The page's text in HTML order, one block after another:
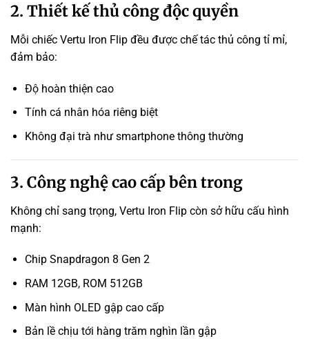
2. Thiết kế thủ công độc quyền
Mỗi chiếc Vertu Iron Flip đều được chế tác thủ công tỉ mỉ,
đảm bảo:
Độ hoàn thiện cao
Tính cá nhân hóa riêng biệt
Không đại trà như smartphone thông thường
3. Công nghệ cao cấp bên trong
Không chỉ sang trọng, Vertu Iron Flip còn sở hữu cấu hình
mạnh:
Chip Snapdragon 8 Gen 2
RAM 12GB, ROM 512GB
Màn hình OLED gập cao cấp
Bản lề chịu tới hàng trăm nghìn lần gập